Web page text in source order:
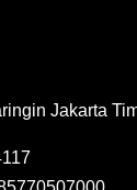
Jakarta